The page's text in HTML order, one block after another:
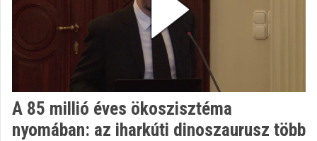
OF
Organization home
Organization discovery
A 85 millió éves ökoszisztéma
nyomában: az iharkúti dinoszaurusz több